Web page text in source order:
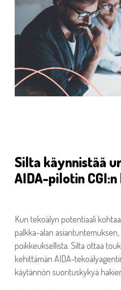
Silta käynnistää
AIDA-pilotin CGI:n
Kun tekoälyn potentiaali
palkka-alan
poikkeuksellista. Silta ottaa
kehittämän AIDA-
käytännön suorituskykyä